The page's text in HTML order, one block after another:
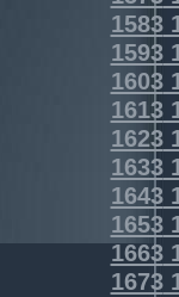
1583
1593
1603
1613
1623
1633
1643
1653
1663
1673